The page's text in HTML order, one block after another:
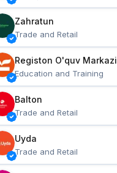
Zahratun
Trade and Retail
Registon O'quv Markazi
Education and Training
Balton
Trade and Retail
Uyda
Trade and Retail